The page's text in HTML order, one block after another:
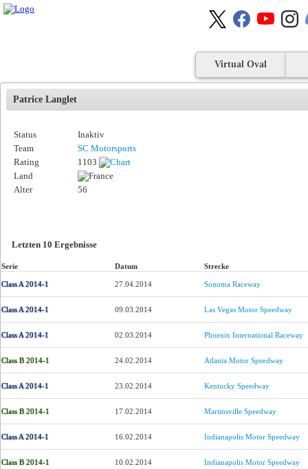
Virtual Oval
Patrice Langlet
Status
Inaktiv
Team
SC Motorsports
Rating
1103
Land
Alter
56
Letzten 10 Ergebnisse
Serie Datum Strecke
Class A 2014-1 27.04.2014 Sonoma Raceway
Class A 2014-1 09.03.2014 Las Vegas Motor Speedway
Class A 2014-1 02.03.2014 Phoenix International Raceway
Class B 2014-1 24.02.2014 Atlanta Motor Speedway
Class A 2014-1 23.02.2014 Kentucky Speedway
Class B 2014-1 17.02.2014 Martinsville Speedway
Class A 2014-1 16.02.2014 Indianapolis Motor Speedway
Class B 2014-1 10.02.2014 Indianapolis Motor Speedway